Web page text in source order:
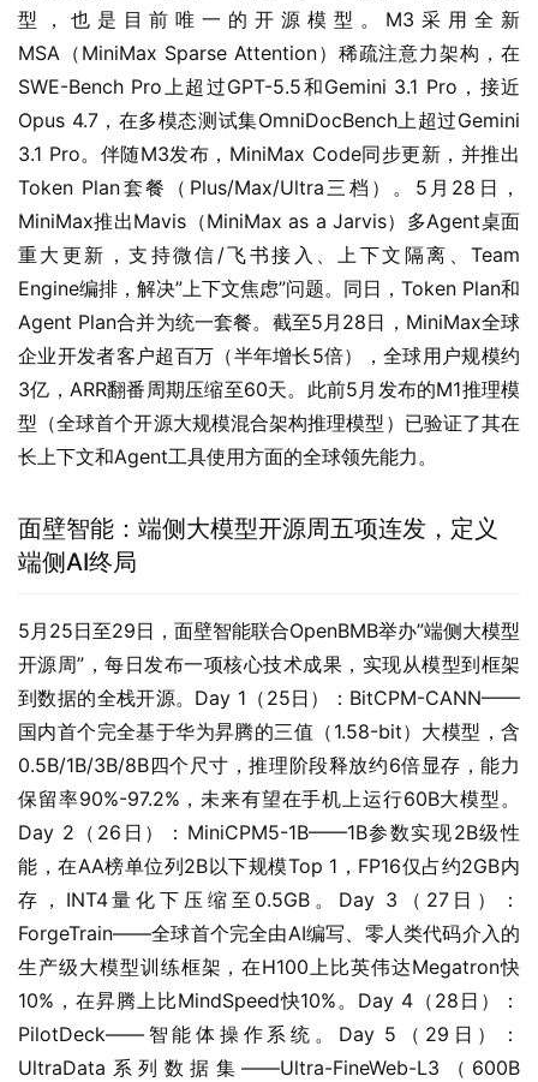
型，也是目前唯一的开源模型。M3采用全新
MSA（MiniMax Sparse Attention）稀疏注意力架构，在
SWE-Bench Pro上超过GPT-5.5和Gemini 3.1 Pro，接近
Opus 4.7，在多模态测试集OmniDocBench上超过Gemini
3.1 Pro。伴随M3发布，MiniMax Code同步更新，并推出
Token Plan套餐（Plus/Max/Ultra三档）。5月28日，
MiniMax推出Mavis（MiniMax as a Jarvis）多Agent桌面
重大更新，支持微信/飞书接入、上下文隔离、Team
Engine编排，解决”上下文焦虑”问题。同日，Token Plan和
Agent Plan合并为统一套餐。截至5月28日，MiniMax全球
企业开发者客户超百万（半年增长5倍），全球用户规模约
3亿，ARR翻番周期压缩至60天。此前5月发布的M1推理模
型（全球首个开源大规模混合架构推理模型）已验证了其在
长上下文和Agent工具使用方面的全球领先能力。
面壁智能：端侧大模型开源周五项连发，定义
端侧AI终局
5月25日至29日，面壁智能联合OpenBMB举办”端侧大模型
开源周”，每日发布一项核心技术成果，实现从模型到框架
到数据的全栈开源。Day 1（25日）：BitCPM-CANN——
国内首个完全基于华为昇腾的三值（1.58-bit）大模型，含
0.5B/1B/3B/8B四个尺寸，推理阶段释放约6倍显存，能力
保留率90%-97.2%，未来有望在手机上运行60B大模型。
Day 2（26日）：MiniCPM5-1B——1B参数实现2B级性
能，在AA榜单位列2B以下规模Top 1，FP16仅占约2GB内
存，INT4量化下压缩至0.5GB。Day 3（27日）：
ForgeTrain——全球首个完全由AI编写、零人类代码介入的
生产级大模型训练框架，在H100上比英伟达Megatron快
10%，在昇腾上比MindSpeed快10%。Day 4（28日）：
PilotDeck——智能体操作系统。Day 5（29日）：
UltraData系列数据集——Ultra-FineWeb-L3（600B